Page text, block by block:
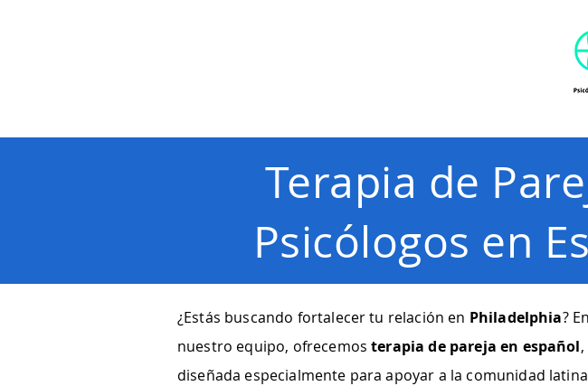
Terapia de
Psicólogos en
¿Estás buscando fortalecer tu relación en Philadelphia? En
nuestro equipo, ofrecemosterapia de pareja en español,
diseñada especialmente para apoyar a la comunidad